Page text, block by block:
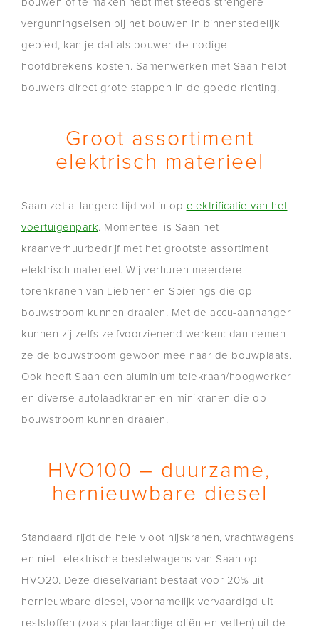
vergunningseisen bij het bouwen in binnenstedelijk
gebied, kan je dat als bouwer de nodige
hoofdbrekens kosten. Samenwerken met Saan helpt
bouwers direct grote stappen in de goede richting.
Groot assortiment
elektrisch materieel
Saan zet al langere tijd vol in op elektrificatie van het
voertuigenpark. Momenteel is Saan het
kraanverhuurbedrijf met het grootste assortiment
elektrisch materieel. Wij verhuren meerdere
torenkranen van Liebherr en Spierings die op
bouwstroom kunnen draaien. Met de accu-aanhanger
kunnen zij zelfs zelfvoorzienend werken: dan nemen
ze de bouwstroom gewoon mee naar de bouwplaats.
Ook heeft Saan een aluminium telekraan/hoogwerker
en diverse autolaadkranen en minikranen die op
bouwstroom kunnen draaien.
HVO100 – duurzame,
hernieuwbare diesel
Standaard rijdt de hele vloot hijskranen, vrachtwagens
en niet- elektrische bestelwagens van Saan op
HVO20. Deze dieselvariant bestaat voor 20% uit
hernieuwbare diesel, voornamelijk vervaardigd uit
reststoffen (zoals plantaardige oliën en vetten) uit de